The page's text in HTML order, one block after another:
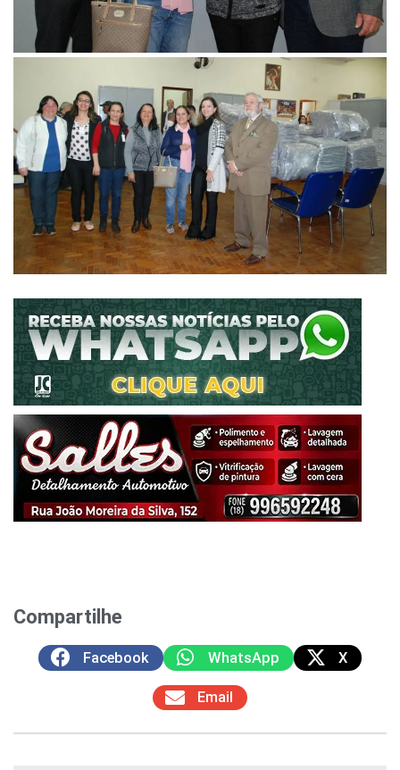
Compartilhe
Facebook WhatsApp X
Email